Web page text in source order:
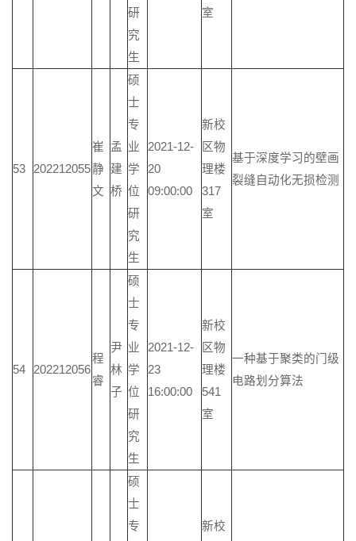
研
究
生
室
53 202212055
崔
静
文
孟
建
桥
硕
士
专
业
学
位
研
究
生
2021-12-
20
09:00:00
新校
区物
理楼
317
室
基于深度学习的壁画
裂缝自动化无损检测
54 202212056
程
睿
尹
林
子
硕
士
专
业
学
位
研
究
生
2021-12-
23
16:00:00
新校
区物
理楼
541
室
一种基于聚类的门级
电路划分算法
硕
士
专
新校